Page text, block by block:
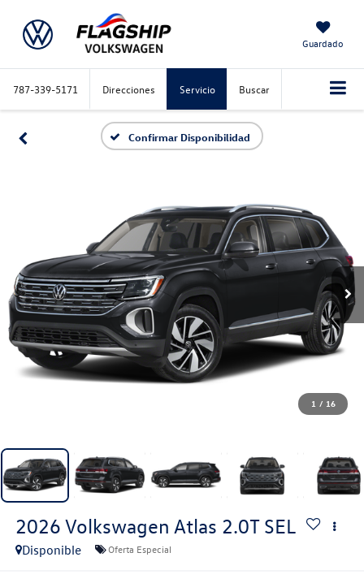
Guardado
787-339-5171 Direcciones Servicio Buscar
Confirmar Disponibilidad
1 / 16
2026 Volkswagen Atlas 2.0T SEL
Disponible Oferta Especial